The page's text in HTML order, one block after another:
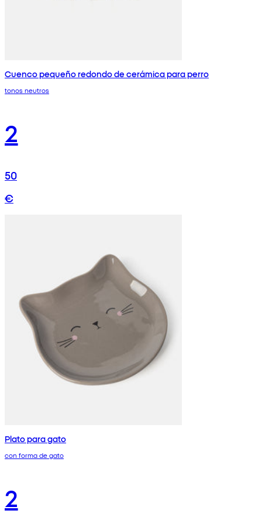
Cuenco pequeño redondo de cerámica para perro
tonos neutros
2
50
€
Plato para gato
con forma de gato
2